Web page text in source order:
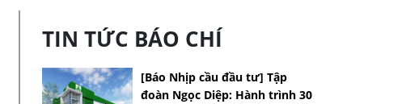
TIN TỨC BÁO CHÍ
[Báo Nhịp cầu đầu tư] Tập
đoàn Ngọc Diệp: Hành trình 30